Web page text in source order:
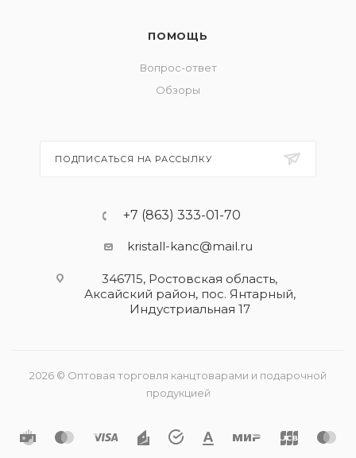
ПОМОЩЬ
Вопрос-ответ
Обзоры
ПОДПИСАТЬСЯ НА РАССЫЛКУ
+7 (863) 333-01-70
kristall-kanc@mail.ru
346715, Ростовская область​,
Аксайский район, пос. Янтарный,
Индустриальная 17
2026 © Оптовая торговля канцтоварами и подарочной
продукцией